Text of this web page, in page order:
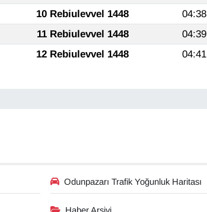
10 Rebiulevvel 1448 04:38
11 Rebiulevvel 1448 04:39
12 Rebiulevvel 1448 04:41
Odunpazarı Trafik Yoğunluk Haritası